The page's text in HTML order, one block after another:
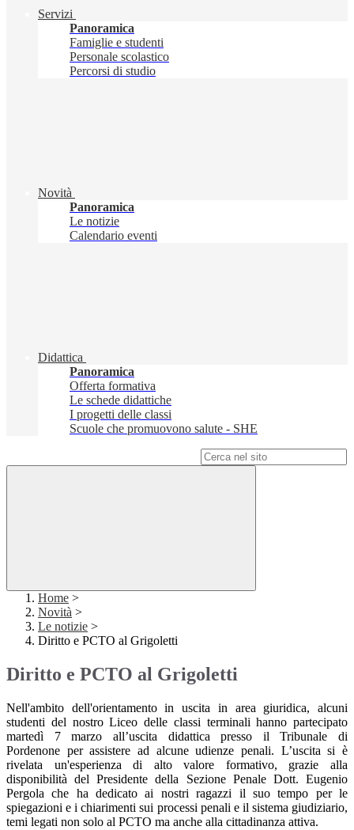
Servizi
Panoramica
Famiglie e studenti
Personale scolastico
Percorsi di studio
Novità
Panoramica
Le notizie
Calendario eventi
Didattica
Panoramica
Offerta formativa
Le schede didattiche
I progetti delle classi
Scuole che promuovono salute - SHE
Home >
Novità >
Le notizie >
Diritto e PCTO al Grigoletti
Diritto e PCTO al Grigoletti
Nell'ambito dell'orientamento in uscita in area giuridica, alcuni
studenti del nostro Liceo delle classi terminali hanno partecipato
martedì 7 marzo all’uscita didattica presso il Tribunale di
Pordenone per assistere ad alcune udienze penali. L’uscita si è
rivelata un'esperienza di alto valore formativo, grazie alla
disponibilità del Presidente della Sezione Penale Dott. Eugenio
Pergola che ha dedicato ai nostri ragazzi il suo tempo per le
spiegazioni e i chiarimenti sui processi penali e il sistema giudiziario,
temi legati non solo al PCTO ma anche alla cittadinanza attiva.